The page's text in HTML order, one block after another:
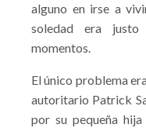
alguno en irse a
soledad era
momentos.
El único problema
autoritario Patrick
por su pequeña